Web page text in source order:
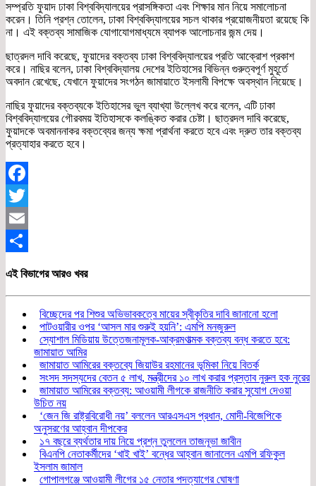
সম্প্রতি ফুয়াদ ঢাকা বিশ্ববিদ্যালয়ের প্রাসঙ্গিকতা এবং শিক্ষার মান নিয়ে সমালোচনা
করেন। তিনি প্রশ্ন তোলেন, ঢাকা বিশ্ববিদ্যালয়ের সচল থাকার প্রয়োজনীয়তা রয়েছে কি
না। এই বক্তব্য সামাজিক যোগাযোগমাধ্যমে ব্যাপক আলোচনার জন্ম দেয়।
ছাত্রদল দাবি করেছে, ফুয়াদের বক্তব্য ঢাকা বিশ্ববিদ্যালয়ের প্রতি আক্রোশ প্রকাশ
করে। নাছির বলেন, ঢাকা বিশ্ববিদ্যালয় দেশের ইতিহাসের বিভিন্ন গুরুত্বপূর্ণ মুহূর্তে
অবদান রেখেছে, যেখানে ফুয়াদের সংগঠন জামায়াতে ইসলামী বিপক্ষে অবস্থান নিয়েছে।
নাছির ফুয়াদের বক্তব্যকে ইতিহাসের ভুল ব্যাখ্যা উল্লেখ করে বলেন, এটি ঢাকা
বিশ্ববিদ্যালয়ের গৌরবময় ইতিহাসকে কলঙ্কিত করার চেষ্টা। ছাত্রদল দাবি করেছে,
ফুয়াদকে অবমাননাকর বক্তব্যের জন্য ক্ষমা প্রার্থনা করতে হবে এবং দ্রুত তার বক্তব্য
প্রত্যাহার করতে হবে।
Facebook
Twitter
Email
এই বিভাগের আরও খবর
বিচ্ছেদের পর শিশুর অভিভাবকত্বে মায়ের স্বীকৃতির দাবি জানানো হলো
পাটওয়ারীর ওপর ‘আসল মার শুরুই হয়নি’: এমপি মনজুরুল
স্যোশাল মিডিয়ায় উত্তেজনামূলক-আক্রমণাত্মক বক্তব্য বন্ধ করতে হবে:
জামায়াত আমির
জামায়াত আমিরের বক্তব্যে জিয়াউর রহমানের ভূমিকা নিয়ে বিতর্ক
সংসদ সদস্যদের বেতন ৫ লাখ, মন্ত্রীদের ১০ লাখ করার প্রস্তাব নুরুল হক নুরের
জামায়াত আমিরের বক্তব্য: আওয়ামী লীগকে রাজনীতি করার সুযোগ দেওয়া
উচিত নয়
‘জেন জি রাষ্ট্রবিরোধী নয়’ বললেন আরএসএস প্রধান, মোদী-বিজেপিকে
অনুসরণের আহ্বান দীপকের
১৭ বছরে ব্যর্থতার দায় নিয়ে প্রশ্ন তুললেন তাজনূভা জাবীন
বিএনপি নেতাকর্মীদের ‘খাই খাই’ বন্ধের আহ্বান জানালেন এমপি রফিকুল
ইসলাম জামাল
গোপালগঞ্জে আওয়ামী লীগের ১৫ নেতার পদত্যাগের ঘোষণা